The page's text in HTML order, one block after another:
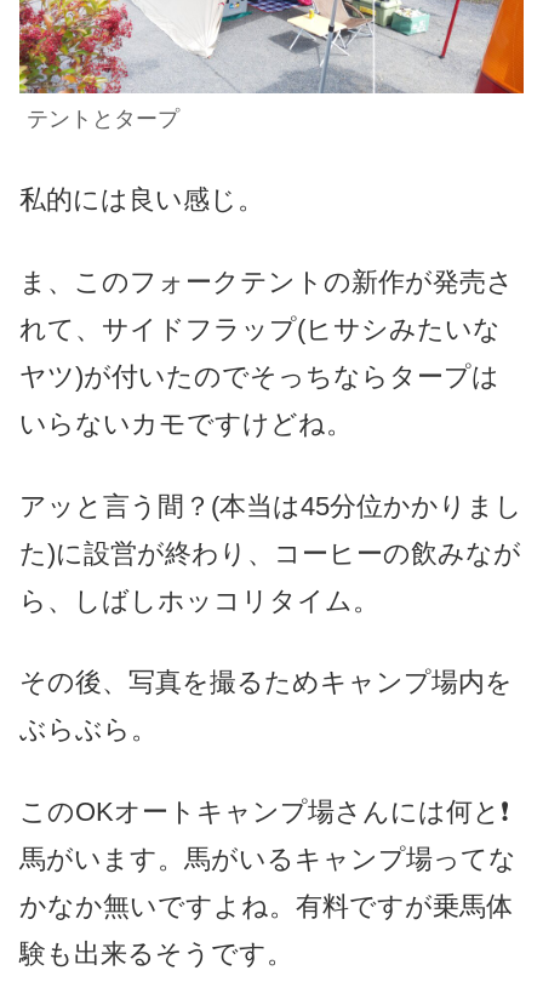
テントとタープ
私的には良い感じ。
ま、このフォークテントの新作が発売さ
れて、サイドフラップ(ヒサシみたいな
ヤツ)が付いたのでそっちならタープは
いらないカモですけどね。
アッと言う間？(本当は45分位かかりまし
た)に設営が終わり、コーヒーの飲みなが
ら、しばしホッコリタイム。
その後、写真を撮るためキャンプ場内を
ぶらぶら。
このOKオートキャンプ場さんには何と❗️
馬がいます。馬がいるキャンプ場ってな
かなか無いですよね。 有料ですが乗馬体
験も出来るそうです。